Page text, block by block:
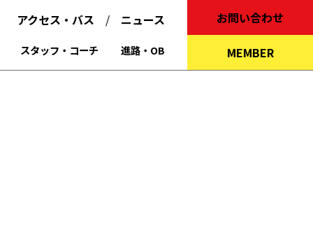
スタッフ・コーチ 進路・OB
アクセス・バス ニュース お問い合わせ
MEMBER